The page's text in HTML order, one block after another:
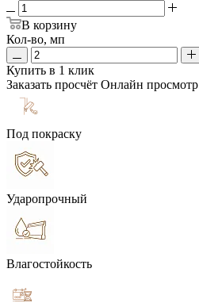
В корзину
Кол-во, мп
Купить в 1 клик
Заказать просчёт Онлайн просмотр
Под покраску
Ударопрочный
Влагостойкость